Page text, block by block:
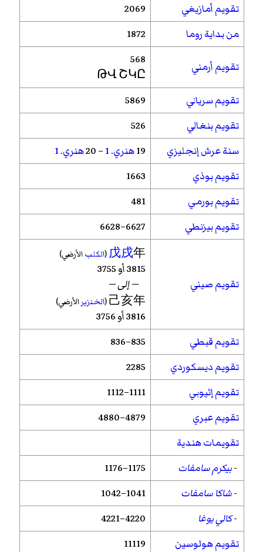
تقويم أمازيغي
2069
من بداية روما
1872
تقويم أرمني
568
ԹՎ ՇԿԸ
تقويم سرياني
5869
تقويم بنغالي
526
سنة عرش إنجليزي
19هنري. 1 – 20
هنري. 1
تقويم بوذي
1663
تقويم بورمي
481
تقويم بيزنطي
6627–6628
تقويم صيني
戊戌年
(الكلبالأرضي)
3815 أو 3755
— إلى —
己亥年
(الخنزير الأرضي)
3816 أو 3756
تقويم قبطي
835–836
تقويم ديسكوردي
2285
تقويم إثيوبي
1111–1112
تقويم عبري
4879–4880
تقويمات هندية
-بيكرم سامفات
1175–1176
-شاكا سامفات
1041–1042
-كالي يوغا
4220–4221
تقويم هولوسين
11119